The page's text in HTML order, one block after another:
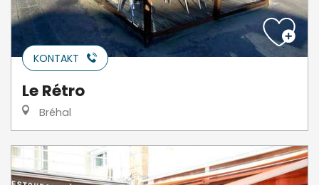
KONTAKT
Le Rétro
Bréhal